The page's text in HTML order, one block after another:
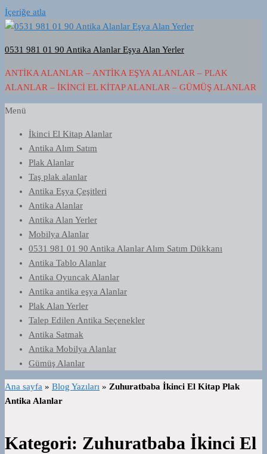
İçeriğe atla
0531 981 01 90 Antika Alanlar Eşya Alan Yerler
ANTIKA ALANLAR – ANTIKA EŞYA ALANLAR – PLAK
ALANLAR – İKINCI EL KITAP ALANLAR – GÜMÜŞ ALANLAR
Menü
İkinci El Kitap Alanlar
Antika Alım Satım
Plak Alanlar
Taş plak alanlar
Antika Eşya Çeşitleri
Antika Alanlar
Antika Alan Yerler
Mobilya Alanlar
0531 981 01 90 Antika Alanlar Alım Satım Dükkanı
Antika Tablo Alanlar
Antika Oyuncak Alanlar
Antika antika eşya Alanlar
Plak Alan Yerler
Talep Edilen Antika Seçenekler
Antika Satmak
Antika Mobilya Alanlar
Gümüş Alanlar
Ana sayfa » Blog Yazıları » Zuhuratbaba İkinci El Kitap Plak
Antika Alanlar
Kategori: Zuhuratbaba İkinci El